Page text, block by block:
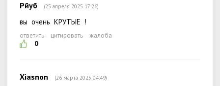
Рйуб (25 апреля 2025 17:26)
вы очень КРУТЫЕ !
ответить цитировать
жалоба
0
Xiasnon (26 марта 2025 04:49)